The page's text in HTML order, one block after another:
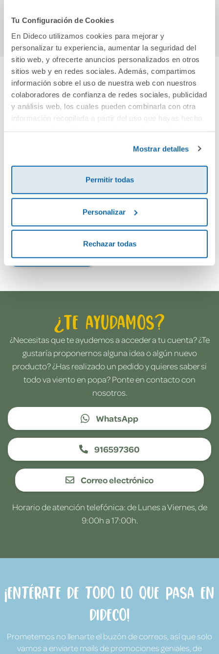
Tu Configuración de Cookies
En Dideco utilizamos cookies para mejorar y
personalizar tu experiencia, aumentar la seguridad del
sitio web, y ofrecerte anuncios personalizados en otros
sitios web y en redes sociales. Además, compartimos
información sobre el uso de nuestra web con nuestros
colaboradores de confianza de redes sociales, publicidad
y análisis web, los cuales pueden combinarla con otra
información recopilada a partir del uso que hayas hecho
Mostrar detalles
Permitir todas
Personalizar
Rechazar todas
Comprar
Cuéntanos tu opinión
¡Sé el primero en valorar este producto!
Debes iniciar sesión para poder valorarlo
Envía tu opinión
¿Te ayudamos?
¿Necesitas que te ayudemos a acceder a tu cuenta? ¿Te
gustaría proponernos alguna idea o algún nuevo
producto? ¿Has realizado un pedido y quieres saber si
todo va viento en popa? Ponte en contacto con
nosotros.
WhatsApp
916597360
Correo electrónico
Horario de atención telefónica: de Lunes a Viernes, de
9:00h a 17:00h.
¡Entérate de todo lo que pasa en
Dideco!
Prometemos no llenarte el buzón de correos, así que solo
vamos a enviarte mails de promociones geniales, de